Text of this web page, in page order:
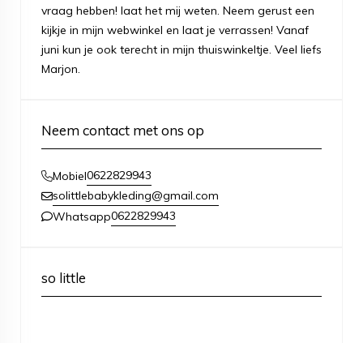
vraag hebben! laat het mij weten. Neem gerust een
kijkje in mijn webwinkel en laat je verrassen! Vanaf
juni kun je ook terecht in mijn thuiswinkeltje. Veel liefs
Marjon.
Neem contact met ons op
Mobiel0622829943
solittlebabykleding@gmail.com
Whatsapp0622829943
so little